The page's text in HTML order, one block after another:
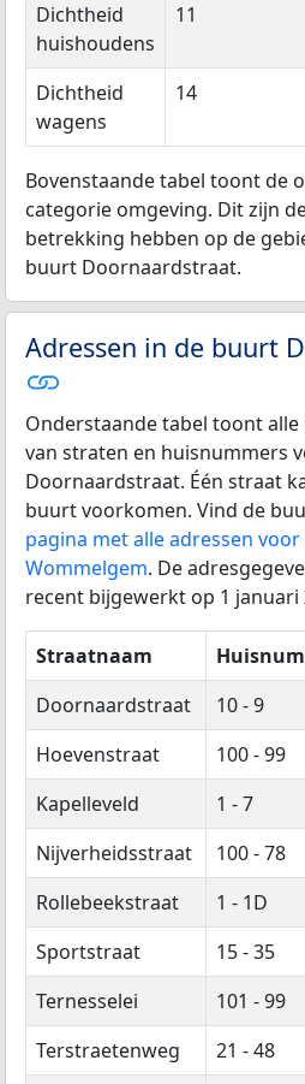
Dichtheid
huishoudens
11
Dichtheid
wagens
14
Bovenstaande tabel toont de
categorie omgeving. Dit zijn
betrekking hebben op de
buurt Doornaardstraat.
Adressen in de buurt
Onderstaande tabel toont
van straten en huisnummers
Doornaardstraat. Één straat
buurt voorkomen. Vind de
pagina met alle adressen
Wommelgem. De
recent bijgewerkt op 1 januari
Straatnaam
Doornaardstraat
10 - 9
Hoevenstraat
100 - 99
Kapelleveld
1 - 7
Nijverheidsstraat
100 - 78
Rollebeekstraat
1 - 1D
Sportstraat
15 - 35
Ternesselei
101 - 99
Terstraetenweg
21 - 48